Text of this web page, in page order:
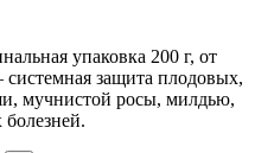
упаковка 200 г, от
защита плодовых,
мучнистой росы, милдью,